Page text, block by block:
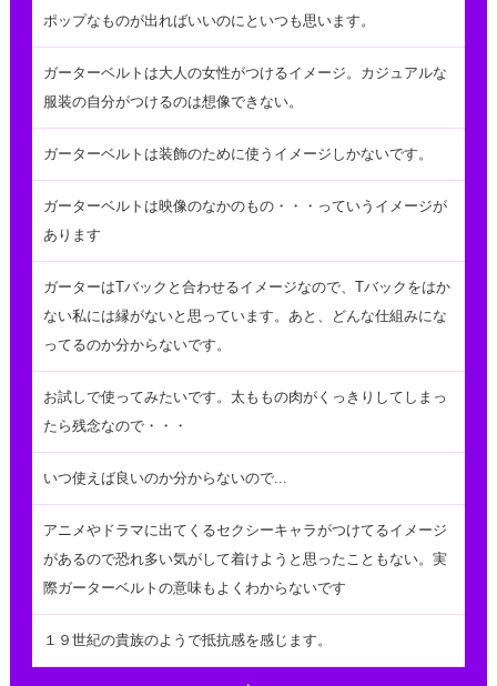
ポップなものが出ればいいのにといつも思います。
ガーターベルトは大人の女性がつけるイメージ。カジュアルな
服装の自分がつけるのは想像できない。
ガーターベルトは装飾のために使うイメージしかないです。
ガーターベルトは映像のなかのもの・・・っていうイメージが
あります
ガーターはTバックと合わせるイメージなので、Tバックをはか
ない私には縁がないと思っています。あと、どんな仕組みにな
ってるのか分からないです。
お試しで使ってみたいです。太ももの肉がくっきりしてしまっ
たら残念なので・・・
いつ使えば良いのか分からないので...
アニメやドラマに出てくるセクシーキャラがつけてるイメージ
があるので恐れ多い気がして着けようと思ったこともない。実
際ガーターベルトの意味もよくわからないです
１９世紀の貴族のようで抵抗感を感じます。